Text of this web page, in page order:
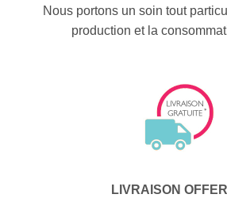
Nous portons un soin tout
production et la
LIVRAISON